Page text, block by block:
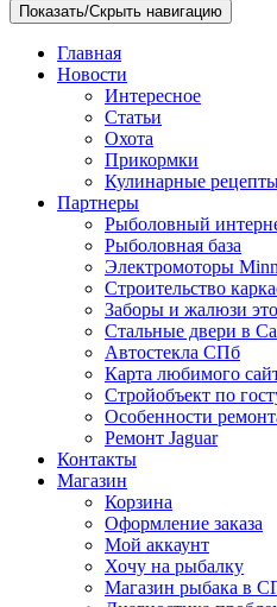
Показать/Скрыть навигацию
Главная
Новости
Интересное
Статьи
Охота
Прикормки
Кулинарные
Партнеры
Рыболовный
Рыболовная база
Электромоторы
Строительство
Заборы и жалюзи
Стальные двери в
Автостекла СПб
Карта любимого
Стройобъект по
Особенности
Ремонт Jaguar
Контакты
Магазин
Корзина
Оформление заказа
Мой аккаунт
Хочу на рыбалку
Магазин рыбака в